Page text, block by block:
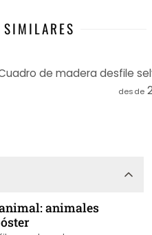
SIMILARES
desde
animales